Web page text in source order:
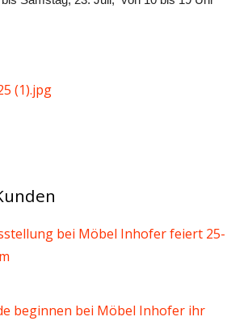
(1).jpg
bei Möbel Inhofer feiert 25-
beginnen bei Möbel Inhofer ihr